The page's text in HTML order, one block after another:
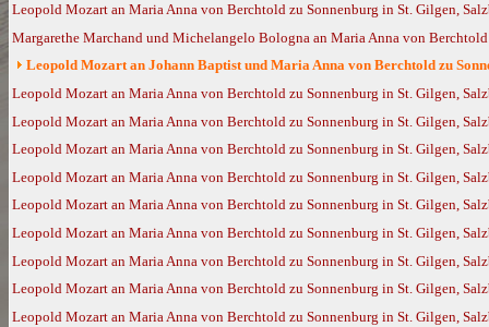
Leopold Mozart an Maria Anna von Berchtold zu Sonnenburg in St. Gilgen,
Margarethe Marchand und Michelangelo Bologna an Maria Anna von
Leopold Mozart an Johann Baptist und Maria Anna von Berchtold zu
Leopold Mozart an Maria Anna von Berchtold zu Sonnenburg in St. Gilgen,
Leopold Mozart an Maria Anna von Berchtold zu Sonnenburg in St. Gilgen,
Leopold Mozart an Maria Anna von Berchtold zu Sonnenburg in St. Gilgen,
Leopold Mozart an Maria Anna von Berchtold zu Sonnenburg in St. Gilgen,
Leopold Mozart an Maria Anna von Berchtold zu Sonnenburg in St. Gilgen,
Leopold Mozart an Maria Anna von Berchtold zu Sonnenburg in St. Gilgen,
Leopold Mozart an Maria Anna von Berchtold zu Sonnenburg in St. Gilgen,
Leopold Mozart an Maria Anna von Berchtold zu Sonnenburg in St. Gilgen,
Leopold Mozart an Maria Anna von Berchtold zu Sonnenburg in St. Gilgen,